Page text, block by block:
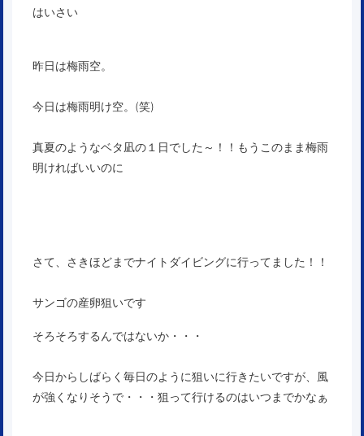
はいさい
昨日は梅雨空。
今日は梅雨明け空。(笑)
真夏のようなベタ凪の１日でした～！！もうこのまま梅雨
明ければいいのに
さて、さきほどまでナイトダイビングに行ってました！！
サンゴの産卵狙いです
そろそろするんではないか・・・
今日からしばらく毎日のように狙いに行きたいですが、風
が強くなりそうで・・・狙って行けるのはいつまでかなぁ